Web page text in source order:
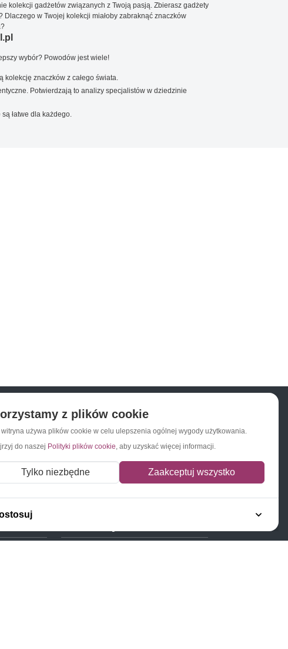
kolekcji gadżetów związanych z Twoją pasją. Zbierasz gadżety
Dlaczego w Twojej kolekcji miałoby zabraknąć znaczków
wybór? Powodów jest wiele!
kolekcję znaczków z całego świata.
Potwierdzają to analizy specjalistów w dziedzinie
łatwe dla każdego.
Napisz do nas Zapisz się do newslettera
z plików cookie
witryna używa plików cookie w celu ulepszenia ogólnej wygody użytkowania.
do naszej Polityki plików cookie, aby uzyskać więcej informacji.
Tylko niezbędne Zaakceptuj wszystko